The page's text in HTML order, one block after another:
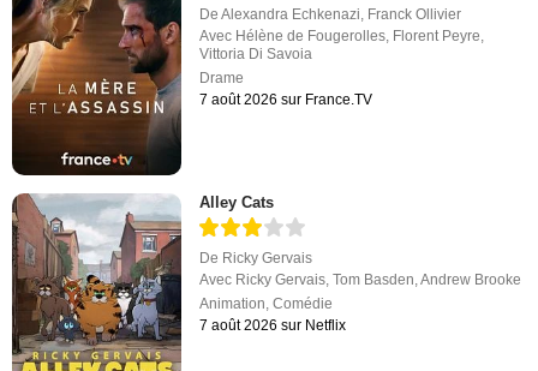
DeAlexandra Echkenazi, Franck Ollivier
Avec Hélène de Fougerolles, Florent Peyre,
Vittoria Di Savoia
Drame
7 août 2026 sur France.TV
Alley Cats
De Ricky Gervais
Avec Ricky Gervais,Tom Basden,Andrew Brooke
Animation,Comédie
7 août 2026 sur Netflix